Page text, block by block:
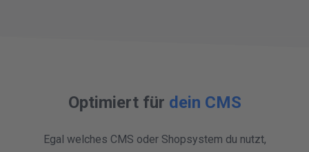
Optimiert für dein CMS
Egal welches CMS oder Shopsystem du nutzt,